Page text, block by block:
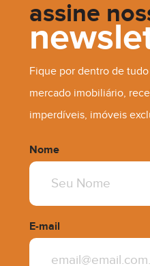
assine
Fique por dentro de
mercado imobiliário,
imperdíveis, imóveis
Nome
E-mail